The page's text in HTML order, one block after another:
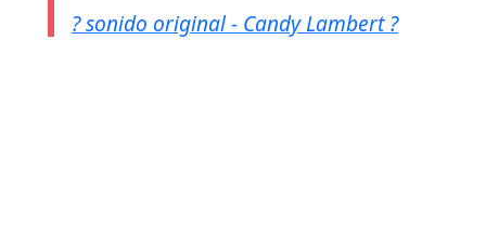
? sonido original - Candy Lambert ?